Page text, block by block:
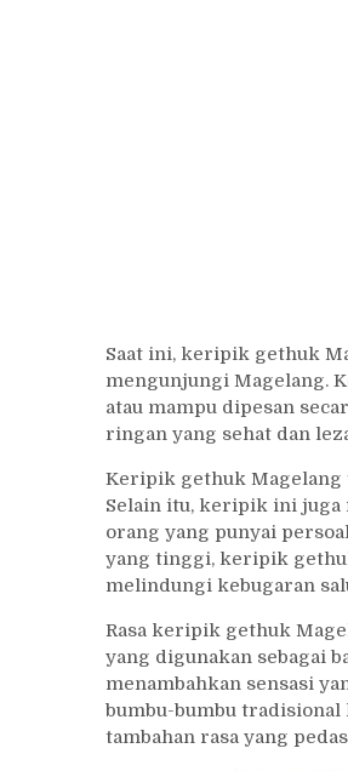
Saat ini, keripik gethuk
mengunjungi Magelang.
atau mampu dipesan
ringan yang sehat dan
Keripik gethuk Magelang
Selain itu, keripik ini juga
orang yang punyai
yang tinggi, keripik
melindungi kebugaran
Rasa keripik gethuk
yang digunakan sebagai
menambahkan sensasi
bumbu-bumbu tradisional
tambahan rasa yang